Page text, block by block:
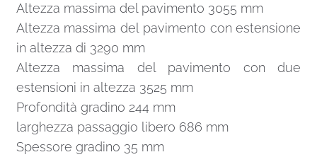
Altezza massima del pavimento 3055 mm
Altezza massima del pavimento con estensione
in altezza di 3290 mm
Altezza massima del pavimento con due
estensioni in altezza 3525 mm
Profondità gradino 244 mm
larghezza passaggio libero 686 mm
Spessore gradino 35 mm